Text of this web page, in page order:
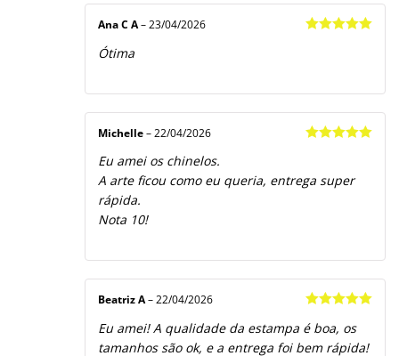
Ana C A– 23/04/2026
Ótima
Michelle – 22/04/2026
Eu amei os chinelos.
A arte ficou como eu queria, entrega super
rápida.
Nota 10!
de 5
Beatriz A– 22/04/2026
Eu amei! A qualidade da estampa é boa, os
tamanhos são ok, e a entrega foi bem rápida!